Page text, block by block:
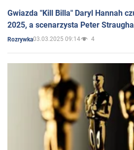
Gwiazda "Kill Billa" Daryl Hannah
2025, a scenarzysta Peter
Rozrywka03.03.2025 09:14 4